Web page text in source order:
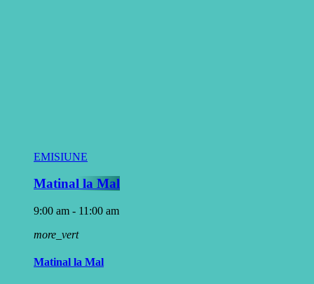
EMISIUNE
Matinal la Mal
9:00 am - 11:00 am
more_vert
Matinal la Mal